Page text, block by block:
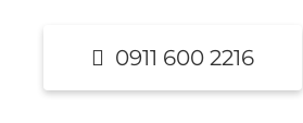
0911 600 2216